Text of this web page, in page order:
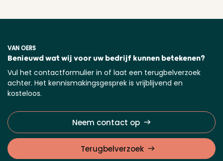
VAN OERS
Benieuwd wat wij voor uw bedrijf kunnen betekenen?
Vul het contactformulier in of laat een terugbelverzoek
achter. Het kennismakingsgesprek is vrijblijvend en
kosteloos.
Neem contact op
Terugbelverzoek